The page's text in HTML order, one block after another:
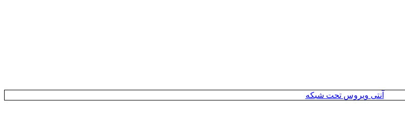
آنتی ویروس تحت شبکه